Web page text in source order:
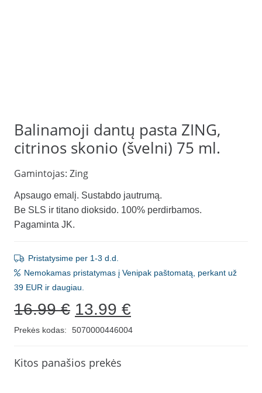
Balinamoji dantų pasta ZING,
citrinos skonio (švelni) 75 ml.
Gamintojas: Zing
Apsaugo emalį. Sustabdo jautrumą.
Be SLS ir titano dioksido. 100% perdirbamos.
Pagaminta JK.
Pristatysime per 1-3 d.d.
Nemokamas pristatymas į Venipak paštomatą, perkant už
39 EUR ir daugiau.
16.99€ Original
price
was:
13.99 €
price
is:
Prekės kodas: 5070000446004
Kitos panašios prekės